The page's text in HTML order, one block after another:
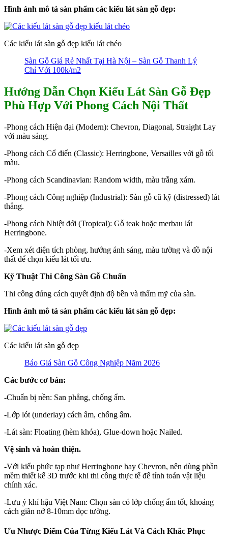
Hình ảnh mô tả sản phẩm các kiểu lát sàn gỗ đẹp:
Các kiểu lát sàn gỗ đẹp kiểu lát chéo
Sàn Gỗ Giá Rẻ Nhất Tại Hà Nội – Sàn Gỗ Thanh Lý
Chỉ Với 100k/m2
Hướng Dẫn Chọn Kiểu Lát Sàn Gỗ Đẹp
Phù Hợp Với Phong Cách Nội Thất
-Phong cách Hiện đại (Modern): Chevron, Diagonal, Straight Lay
với màu sáng.
-Phong cách Cổ điển (Classic): Herringbone, Versailles với gỗ tối
màu.
-Phong cách Scandinavian: Random width, màu trắng xám.
-Phong cách Công nghiệp (Industrial): Sàn gỗ cũ kỹ (distressed) lát
thẳng.
-Phong cách Nhiệt đới (Tropical): Gỗ teak hoặc merbau lát
Herringbone.
-Xem xét diện tích phòng, hướng ánh sáng, màu tường và đồ nội
thất để chọn kiểu lát tối ưu.
Kỹ Thuật Thi Công Sàn Gỗ Chuẩn
Thi công đúng cách quyết định độ bền và thẩm mỹ của sàn.
Hình ảnh mô tả sản phẩm các kiểu lát sàn gỗ đẹp:
Các kiểu lát sàn gỗ đẹp
Báo Giá Sàn Gỗ Công Nghiệp Năm 2026
Các bước cơ bản:
-Chuẩn bị nền: San phẳng, chống ẩm.
-Lớp lót (underlay) cách âm, chống ẩm.
-Lát sàn: Floating (hèm khóa), Glue-down hoặc Nailed.
Vệ sinh và hoàn thiện.
-Với kiểu phức tạp như Herringbone hay Chevron, nên dùng phần
mềm thiết kế 3D trước khi thi công thực tế để tính toán vật liệu
chính xác.
-Lưu ý khí hậu Việt Nam: Chọn sàn có lớp chống ẩm tốt, khoảng
cách giãn nở 8-10mm dọc tường.
Ưu Nhược Điểm Của Từng Kiểu Lát Và Cách Khắc Phục